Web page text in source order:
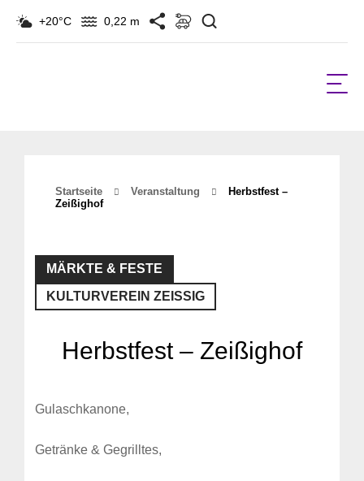
+20°C 0,22 m
Startseite Veranstaltung
Herbstfest –
Zeißighof
MÄRKTE & FESTE
KULTURVEREIN ZEISSIG
Herbstfest – Zeißighof
Gulaschkanone,
Getränke & Gegrilltes,